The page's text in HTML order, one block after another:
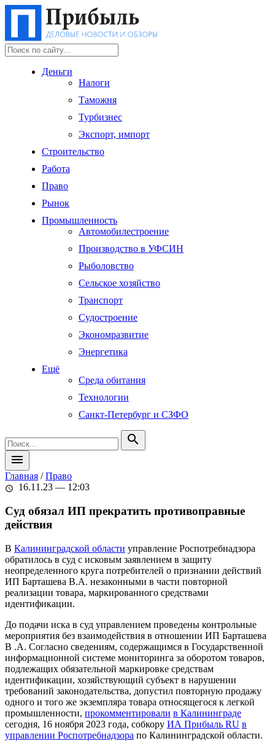
Деньги
Налоги
Таможня
Турбизнес
Экспорт, импорт
Строительство
Работа
Право
Рынок
Промышленность
Автомобилестроение
Производство в УФСИН
Рыболовство
Сельское хозяйство
Транспорт
Судостроение
Экономразвитие
Энергетика
Ещё
Среда обитания
Технологии
Санкт-Петербург и СЗФО
search
menu
Главная /Право
schedule 16.11.23 — 12:03
Суд обязал ИП прекратить противоправные
действия
В Калининградской области управление Роспотребнадзора
обратилось в суд с исковым заявлением в защиту
неопределенного круга потребителей о признании действий
ИП Барташева В.А. незаконными в части повторной
реализации товара, маркированного средствами
идентификации.
До подачи иска в суд управлением проведены контрольные
мероприятия без взаимодействия в отношении ИП Барташева
В .А. Согласно сведениям, содержащимся в Государственной
информационной системе мониторинга за оборотом товаров,
подлежащих обязательной маркировке средствам
идентификации, хозяйствующий субъект в нарушении
требований законодательства, допустил повторную продажу
одного и того же экземпляра товара относящегося к легкой
промышленности, прокомментировали в Калининграде
сегодня, 16 ноября 2023 года, собкору ИА Прибыль RU в
управлении Роспотребнадзора по Калининградской области.